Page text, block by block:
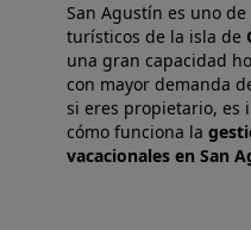
San Agustín es uno
turísticos de la isla de
una gran capacidad
con mayor demanda
si eres propietario, es
cómo funciona la
vacacionales en San